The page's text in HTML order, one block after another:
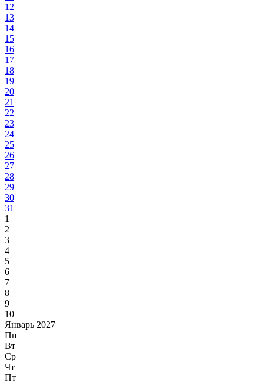
12
13
14
15
16
17
18
19
20
21
22
23
24
25
26
27
28
29
30
31
1
2
3
4
5
6
7
8
9
10
Январь 2027
Пн
Вт
Ср
Чт
Пт